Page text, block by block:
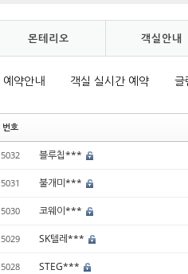
몬테리오 객실안내
예약안내 객실 실시간 예약 글
번호
5032 블루칩***
5031 불개미***
5030 코웨이***
5029 SK텔레***
5028 STEG***